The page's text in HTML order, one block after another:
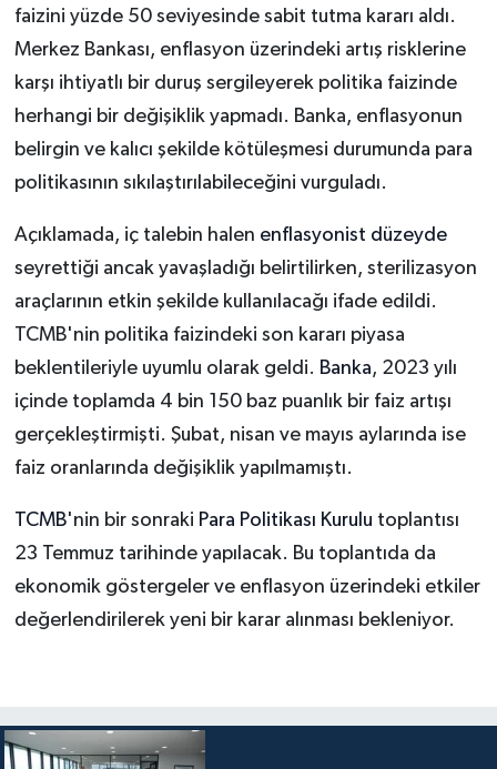
faizini yüzde 50 seviyesinde sabit tutma kararı aldı.
Merkez Bankası, enflasyon üzerindeki artış risklerine
karşı ihtiyatlı bir duruş sergileyerek politika faizinde
herhangi bir değişiklik yapmadı. Banka, enflasyonun
belirgin ve kalıcı şekilde kötüleşmesi durumunda para
politikasının sıkılaştırılabileceğini vurguladı.
Açıklamada, iç talebin halen enflasyonist düzeyde
seyrettiği ancak yavaşladığı belirtilirken, sterilizasyon
araçlarının etkin şekilde kullanılacağı ifade edildi.
TCMB'nin politika faizindeki son kararı piyasa
beklentileriyle uyumlu olarak geldi. Banka, 2023 yılı
içinde toplamda 4 bin 150 baz puanlık bir faiz artışı
gerçekleştirmişti. Şubat, nisan ve mayıs aylarında ise
faiz oranlarında değişiklik yapılmamıştı.
TCMB'nin bir sonraki Para Politikası Kurulu toplantısı
23 Temmuz tarihinde yapılacak. Bu toplantıda da
ekonomik göstergeler ve enflasyon üzerindeki etkiler
değerlendirilerek yeni bir karar alınması bekleniyor.